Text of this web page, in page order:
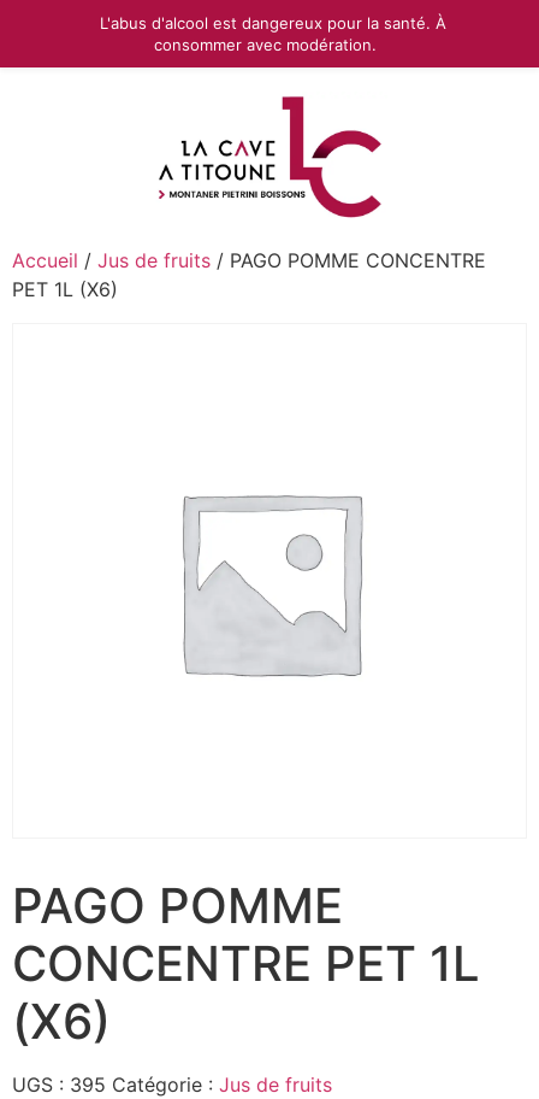
Accueil / Jus de fruits / PAGO POMME CONCENTRE
PET 1L (X6)
PAGO POMME
CONCENTRE PET 1L
(X6)
UGS : 395 Catégorie : Jus de fruits
L'abus d'alcool est dangereux pour la santé. À
consommer avec modération.